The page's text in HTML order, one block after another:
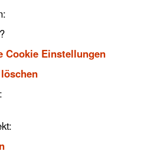
Cookie Einstellungen